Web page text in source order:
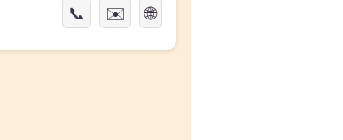
📞 ✉️ 🌐